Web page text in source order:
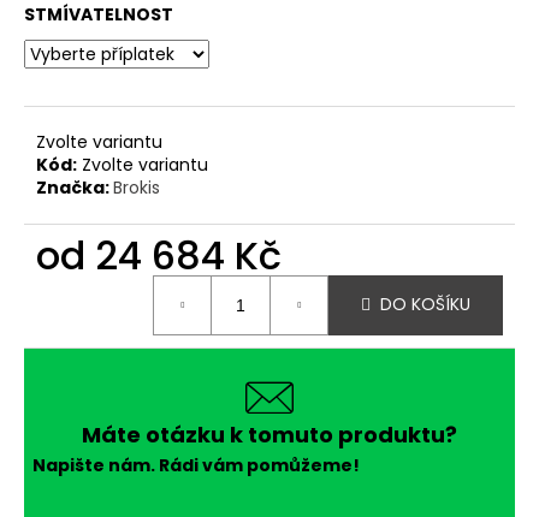
STMÍVATELNOST
Zvolte variantu
Kód: Zvolte variantu
Značka:Brokis
od 24 684 Kč
DO KOŠÍKU
Máte otázku k tomuto produktu?
Napište nám. Rádi vám pomůžeme!